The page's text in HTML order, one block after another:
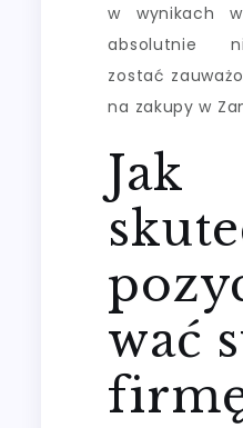
w wynikach
absolutnie
zostać
na zakupy w
Jak
wać